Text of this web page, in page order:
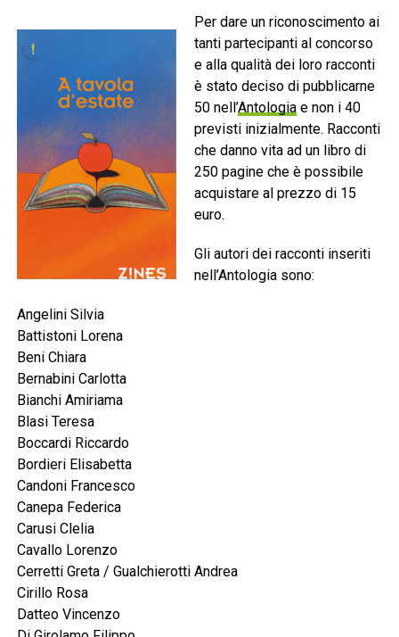
Per dare un riconoscimento ai
tanti partecipanti al concorso
e alla qualità dei loro racconti
è stato deciso di pubblicarne
50 nell’Antologiae non i 40
previsti inizialmente. Racconti
che danno vita ad un libro di
250 pagine che è possibile
acquistare al prezzo di 15
euro.
Gli autori dei racconti inseriti
nell’Antologia sono:
Angelini Silvia
Battistoni Lorena
Beni Chiara
Bernabini Carlotta
Bianchi Amiriama
Blasi Teresa
Boccardi Riccardo
Bordieri Elisabetta
Candoni Francesco
Canepa Federica
Carusi Clelia
Cavallo Lorenzo
Cerretti Greta / Gualchierotti Andrea
Cirillo Rosa
Datteo Vincenzo